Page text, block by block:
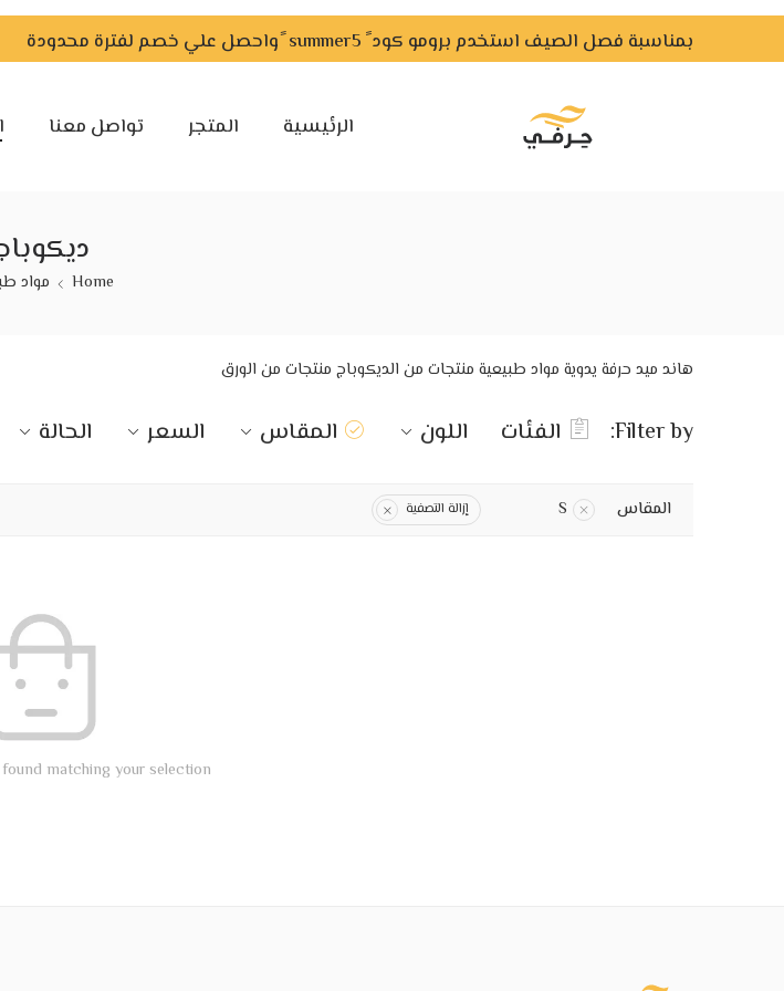
بمناسبة فصل الصيف استخدم برومو كود ً summer5 ًواحصل علي خصم لفترة محدودة
الرئيسية المتجر تواصل معنا
Home مواد
هاند ميد حرفة يدوية مواد طبيعية منتجات من الديكوباج منتجات من الورق
Filter by: الفئات اللون المقاس السعر الحالة
المقاس S إزالة التصفية
matching your selection.